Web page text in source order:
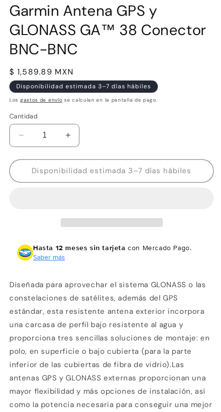
Garmin Antena GPS y
GLONASS GA™ 38 Conector
BNC-BNC
Precio
habitual
$ 1,589.89 MXN
Disponibilidad estimada 3–7 días hábiles
Los gastos de envío se calculan en la pantalla de pago.
Cantidad
Reducir
cantidad
para
Garmin
Antena
Conector
BNC-
BNC
Aumentar
cantidad
para
Garmin
Antena
Conector
BNC-
Disponibilidad estimada 3–7 días hábiles
Hasta 12 meses sin tarjeta con Mercado Pago.
Saber más
Diseñada para aprovechar el sistema GLONASS o las
constelaciones de satélites, además del GPS
estándar, esta resistente antena exterior incorpora
una carcasa de perfil bajo resistente al agua y
proporciona tres sencillas soluciones de montaje: en
polo, en superficie o bajo cubierta (para la parte
inferior de las cubiertas de fibra de vidrio).Las
antenas GPS y GLONASS externas proporcionan una
mayor flexibilidad y más opciones de instalación, así
como la potencia necesaria para conseguir una mejor